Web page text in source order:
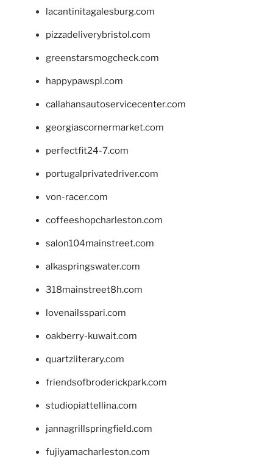
lacantinitagalesburg.com
pizzadeliverybristol.com
greenstarsmogcheck.com
happypawspl.com
callahansautoservicecenter.com
georgiascornermarket.com
perfectfit24-7.com
portugalprivatedriver.com
von-racer.com
coffeeshopcharleston.com
salon104mainstreet.com
alkaspringswater.com
318mainstreet8h.com
lovenailsspari.com
oakberry-kuwait.com
quartzliterary.com
friendsofbroderickpark.com
studiopiattellina.com
jannagrillspringfield.com
fujiyamacharleston.com